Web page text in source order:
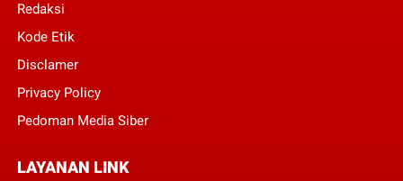
Redaksi
Kode Etik
Disclamer
Privacy Policy
Pedoman Media Siber
LAYANAN LINK